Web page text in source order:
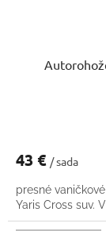
43 € / sada
presné
Yaris Cross suv.